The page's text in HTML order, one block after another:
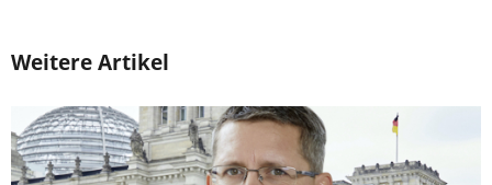
Weitere Artikel